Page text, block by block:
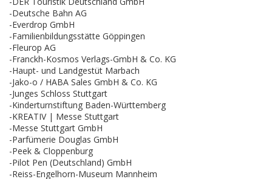
-Deutsche Bahn AG
-Everdrop GmbH
-Familienbildungsstätte Göppingen
-Fleurop AG
-Franckh-Kosmos Verlags-GmbH & Co. KG
-Haupt- und Landgestüt Marbach
-Jako-o / HABA Sales GmbH & Co. KG
-Junges Schloss Stuttgart
-Kinderturnstiftung Baden-Württemberg
-KREATIV | Messe Stuttgart
-Messe Stuttgart GmbH
-Parfümerie Douglas GmbH
-Peek & Cloppenburg
-Pilot Pen (Deutschland) GmbH
-Reiss-Engelhorn-Museum Mannheim